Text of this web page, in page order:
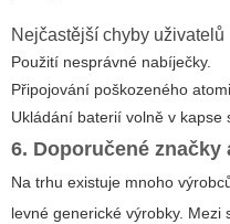
Nejčastější chyby uživatelů
Použití nesprávné nabíječky.
Připojování poškozeného
Ukládání baterií volně v kapse
6. Doporučené značky
Na trhu existuje mnoho
levné generické výrobky.